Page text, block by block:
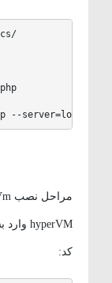
--
hyperVM وارد بشید و vps ایجاد کنید :
کد: